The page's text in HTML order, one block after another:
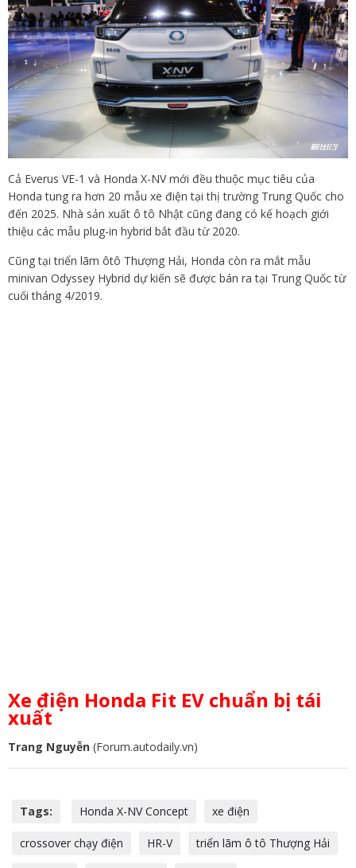
Cả Everus VE-1 và Honda X-NV mới đều thuộc mục tiêu của
Honda tung ra hơn 20 mẫu xe điện tại thị trường Trung Quốc cho
đến 2025. Nhà sản xuất ô tô Nhật cũng đang có kế hoạch giới
thiệu các mẫu plug-in hybrid bắt đầu từ 2020.
Cũng tại triển lãm ôtô Thượng Hải, Honda còn ra mắt mẫu
minivan Odyssey Hybrid dự kiến sẽ được bán ra tại Trung Quốc từ
cuối tháng 4/2019.
Xe điện Honda Fit EV chuẩn bị tái
xuất
Trang Nguyễn (Forum.autodaily.vn)
Tags: Honda X-NV Concept xe điện
crossover chạy điện HR-V triển lãm ô tô Thượng Hải